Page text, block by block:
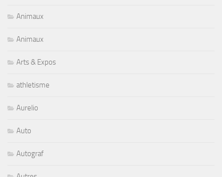
Animaux
Animaux
Arts & Expos
athletisme
Aurelio
Auto
Autograf